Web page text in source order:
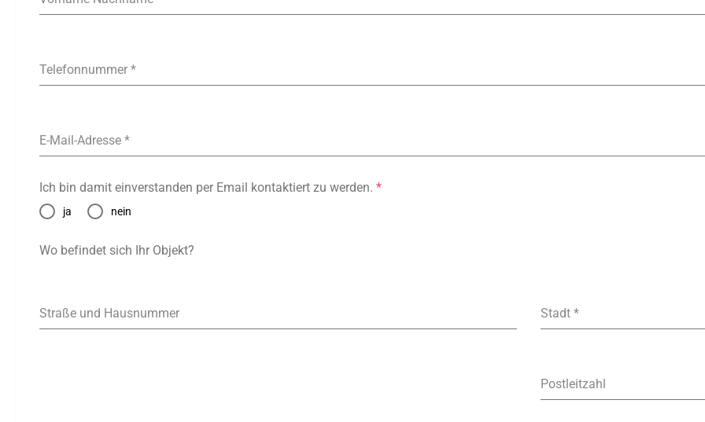
Telefonnummer *
E-Mail-Adresse *
Ich bin damit einverstanden per Email kontaktiert zu werden. *
ja nein
Wo befindet sich Ihr Objekt?
Straße und Hausnummer Stadt *
Postleitzahl